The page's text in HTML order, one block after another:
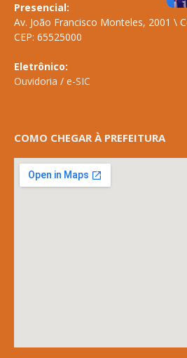
Presencial:
Av. João Francisco Monteles, 2001 \
CEP: 65525000
Eletrônico:
Ouvidoria / e-SIC
COMO CHEGAR À PREFEITURA